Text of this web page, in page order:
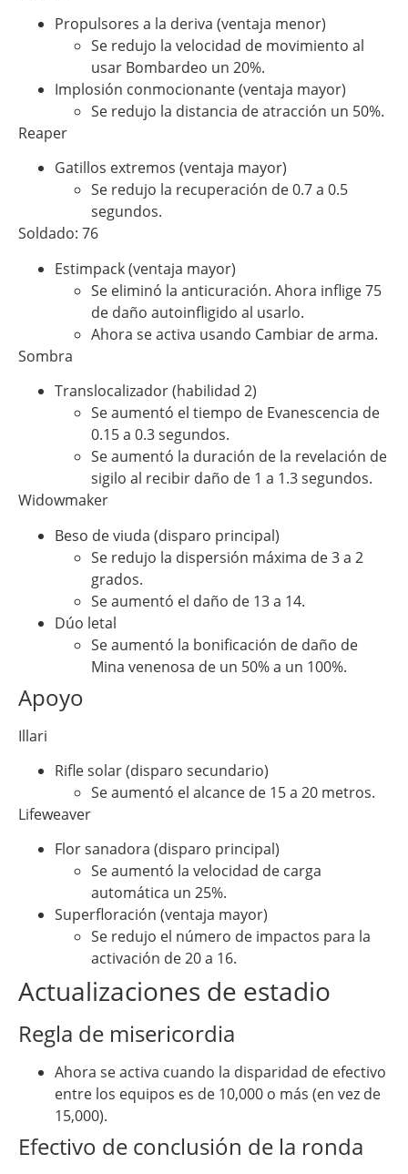
Propulsores a la deriva (ventaja menor)
Se redujo la velocidad de movimiento al
usar Bombardeo un 20%.
Implosión conmocionante (ventaja mayor)
Se redujo la distancia de atracción un 50%.
Reaper
Gatillos extremos (ventaja mayor)
Se redujo la recuperación de 0.7 a 0.5
segundos.
Soldado: 76
Estimpack (ventaja mayor)
Se eliminó la anticuración. Ahora inflige 75
de daño autoinfligido al usarlo.
Ahora se activa usando Cambiar de arma.
Sombra
Translocalizador (habilidad 2)
Se aumentó el tiempo de Evanescencia de
0.15 a 0.3 segundos.
Se aumentó la duración de la revelación de
sigilo al recibir daño de 1 a 1.3 segundos.
Widowmaker
Beso de viuda (disparo principal)
Se redujo la dispersión máxima de 3 a 2
grados.
Se aumentó el daño de 13 a 14.
Dúo letal
Se aumentó la bonificación de daño de
Mina venenosa de un 50% a un 100%.
Apoyo
Illari
Rifle solar (disparo secundario)
Se aumentó el alcance de 15 a 20 metros.
Lifeweaver
Flor sanadora (disparo principal)
Se aumentó la velocidad de carga
automática un 25%.
Superfloración (ventaja mayor)
Se redujo el número de impactos para la
activación de 20 a 16.
Actualizaciones de estadio
Regla de misericordia
Ahora se activa cuando la disparidad de efectivo
entre los equipos es de 10,000 o más (en vez de
15,000).
Efectivo de conclusión de la ronda